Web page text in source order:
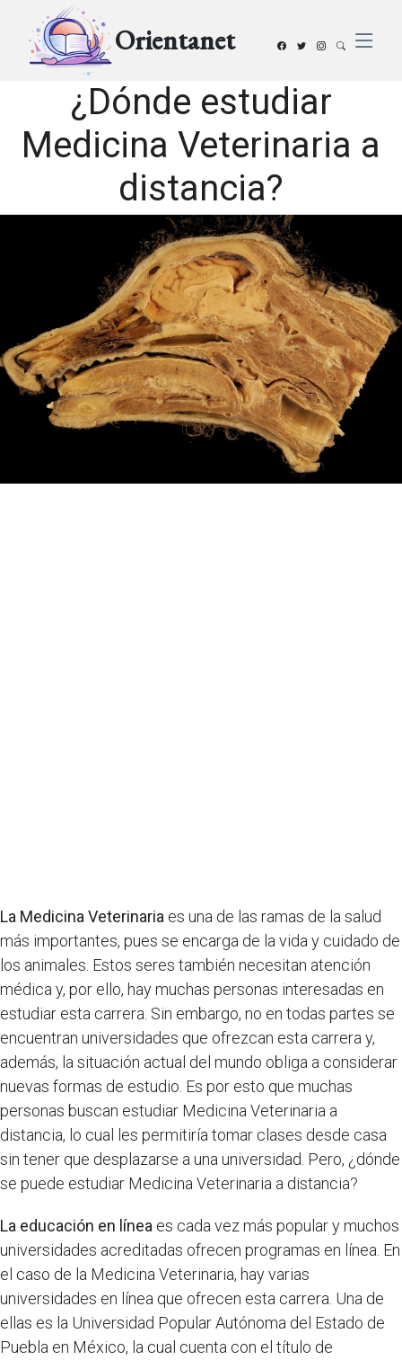
Orientanet
¿Dónde estudiar
Medicina Veterinaria a
distancia?
La Medicina Veterinaria es una de las ramas de la salud
más importantes, pues se encarga de la vida y cuidado de
los animales. Estos seres también necesitan atención
médica y, por ello, hay muchas personas interesadas en
estudiar esta carrera. Sin embargo, no en todas partes se
encuentran universidades que ofrezcan esta carrera y,
además, la situación actual del mundo obliga a considerar
nuevas formas de estudio. Es por esto que muchas
personas buscan estudiar Medicina Veterinaria a
distancia, lo cual les permitiría tomar clases desde casa
sin tener que desplazarse a una universidad. Pero, ¿dónde
se puede estudiar Medicina Veterinaria a distancia?
La educación en línea es cada vez más popular y muchos
universidades acreditadas ofrecen programas en línea. En
el caso de la Medicina Veterinaria, hay varias
universidades en línea que ofrecen esta carrera. Una de
ellas es la Universidad Popular Autónoma del Estado de
Puebla en México, la cual cuenta con el título de